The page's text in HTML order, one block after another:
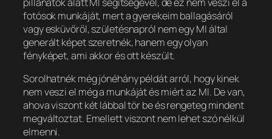
fotósok munkáját, mert a gyerekeim ballagásáról
vagy esküvőről, születésnapról nem egy MI által
generált képet szeretnék, hanem egy olyan
fényképet, ami akkor és ott készült.
Sorolhatnék még jónéhány példát arról, hogy kinek
nem veszi el még a munkáját és miért az MI. De van,
ahova viszont két lábbal tör be és rengeteg mindent
megváltoztat. Emellett viszont nem lehet szó nélkül
elmenni.